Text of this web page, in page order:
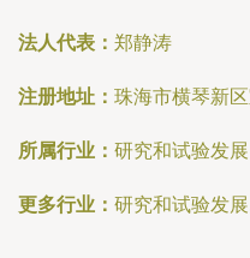
法人代表： 郑静涛
注册地址： 珠海市横琴新
所属行业： 研究和试验发展
更多行业： 研究和试验发